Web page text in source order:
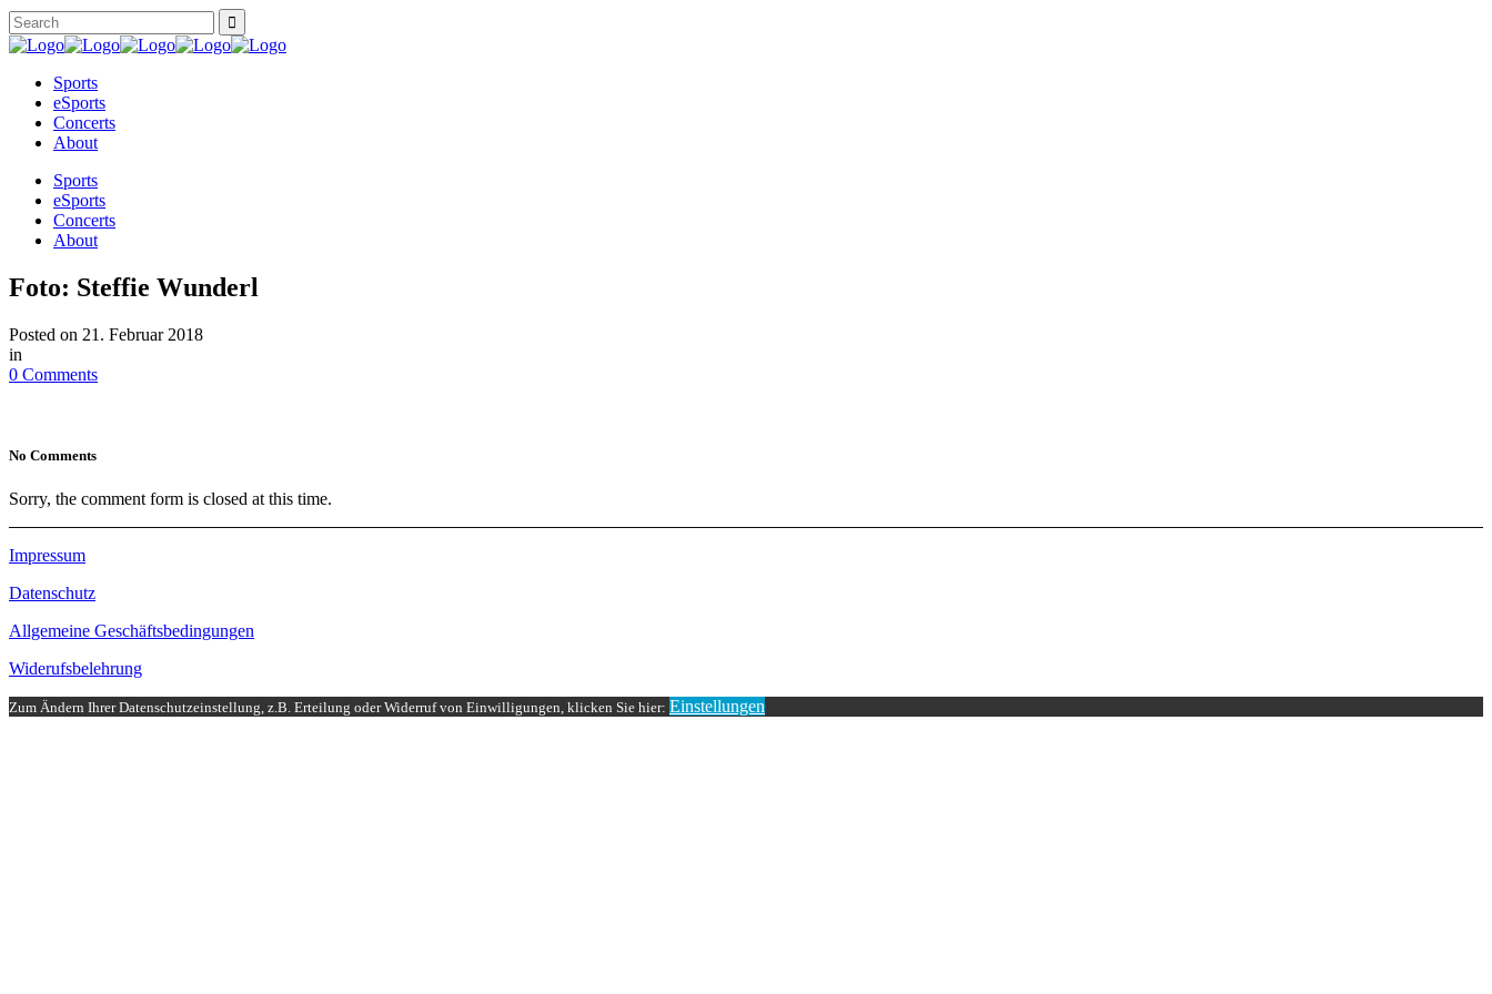
Sports
eSports
Concerts
About
Sports
eSports
Concerts
About
Foto: Steffie Wunderl
Posted on 21. Februar 2018
in
0 Comments
No Comments
Sorry, the comment form is closed at this time.
Impressum
Datenschutz
Allgemeine Geschäftsbedingungen
Widerufsbelehrung
Zum Ändern Ihrer Datenschutzeinstellung, z.B. Erteilung oder Widerruf von Einwilligungen, klicken Sie hier: Einstellungen